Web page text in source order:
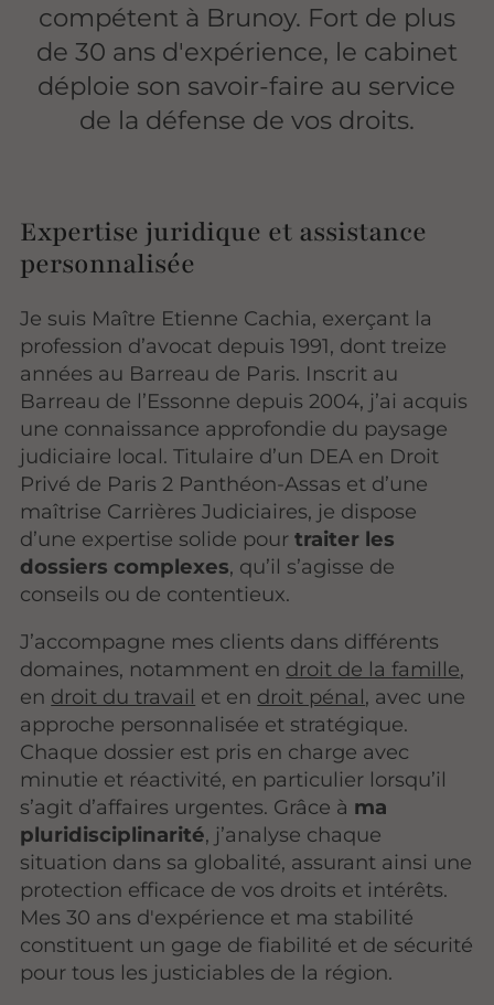
compétent à Brunoy. Fort de plus
de 30 ans d'expérience, le cabinet
déploie son savoir-faire au service
de la défense de vos droits.
Expertise juridique et assistance
personnalisée
Je suis Maître Etienne Cachia, exerçant la
profession d’avocat depuis 1991, dont treize
années au Barreau de Paris. Inscrit au
Barreau de l’Essonne depuis 2004, j’ai acquis
une connaissance approfondie du paysage
judiciaire local. Titulaire d’un DEA en Droit
Privé de Paris 2 Panthéon-Assas et d’une
maîtrise Carrières Judiciaires, je dispose
d’une expertise solide pourtraiter les
dossiers complexes, qu’il s’agisse de
conseils ou de contentieux.
J’accompagne mes clients dans différents
domaines, notamment en droit de la famille,
en droit du travail et en droit pénal, avec une
approche personnalisée et stratégique.
Chaque dossier est pris en charge avec
minutie et réactivité, en particulier lorsqu’il
s’agit d’affaires urgentes. Grâce à ma
pluridisciplinarité, j’analyse chaque
situation dans sa globalité, assurant ainsi une
protection efficace de vos droits et intérêts.
Mes 30 ans d'expérience et ma stabilité
constituent un gage de fiabilité et de sécurité
pour tous les justiciables de la région.